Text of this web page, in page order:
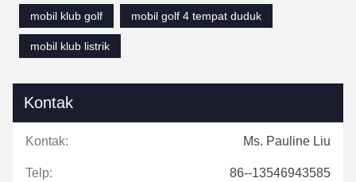
mobil klub golf
mobil golf 4 tempat duduk
mobil klub listrik
Kontak
Kontak: Ms. Pauline Liu
Telp: 86--13546943585